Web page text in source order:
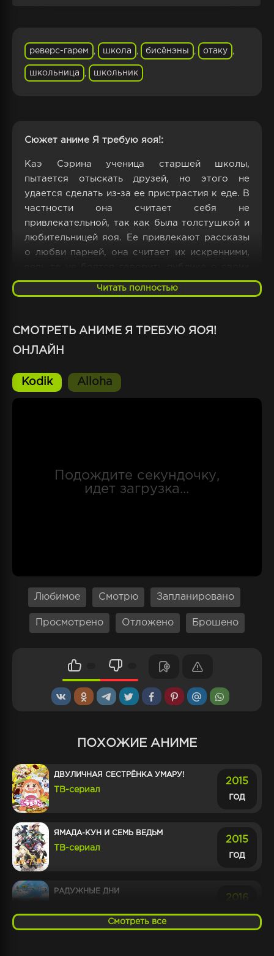
реверс-гарем школа бисёнэны отаку
школьница школьник
Сюжет аниме Я требую яоя!:
Каэ Сэрина ученица старшей школы,
пытается отыскать друзей, но этого не
удается сделать из-за ее пристрастия к еде. В
частности она считает себя не
привлекательной, так как была толстушкой и
любительницей яоя. Ее привлекают рассказы
о любви парней, она считает их искренними,
недостатках и не идеальности.
любимый персонаж по совместительству
перестает кушать сладости, поэтому резко
привлекательной для многих парней из
школы. И казалась вовсе неузнаваемой. На
быть популярной, чтобы получить внимание
второго любимчика из яоя.
Читать полностью
СМОТРЕТЬ АНИМЕ Я ТРЕБУЮ ЯОЯ!
ОНЛАЙН
Kodik Alloha
Любимое Смотрю Запланировано
Просмотрено Отложено Брошено
ПОХОЖИЕ АНИМЕ
ДВУЛИЧНАЯ СЕСТРЁНКА УМАРУ!
ТВ-сериал
2015
год
ЯМАДА-КУН И СЕМЬ ВЕДЬМ
ТВ-сериал
2015
год
РАДУЖНЫЕ ДНИ
2016
год
Смотреть все